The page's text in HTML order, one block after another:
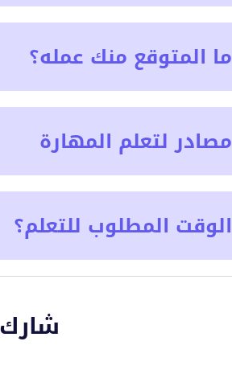
ما المتوقع منك عمله؟
مصادر لتعلم المهارة
الوقت المطلوب للتعلم؟